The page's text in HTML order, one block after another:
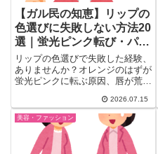
【ガル民の知恵】リップの
色選びに失敗しない方法20
選｜蛍光ピンク転び・パー
ソナルカラーの正解
リップの色選びで失敗した経験、
ありませんか？オレンジのはずが
蛍光ピンクに転ぶ原因、唇が荒れ
ソナルカラー診断で垢抜けた体験
談まで、ガル民のリアルな声を
20選まとめました。プチプラ・
デパコス派、それぞれの色選びの
コツも紹介します。
2026.07.15
美容・ファッション